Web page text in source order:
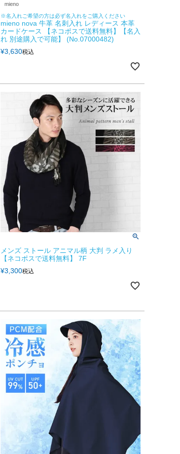
mieno
※名入れご希望の方は必ず名入れをご購入ください
mieno nova 牛革 名刺入れ レディース 本革
カードケース 【ネコポスで送料無料】【名入
れ 別途購入で可能】 (No.07000482)
¥3,630税込
メンズ ストール アニマル柄 大判 ラメ入り
【ネコポスで送料無料】 7F
¥3,300税込